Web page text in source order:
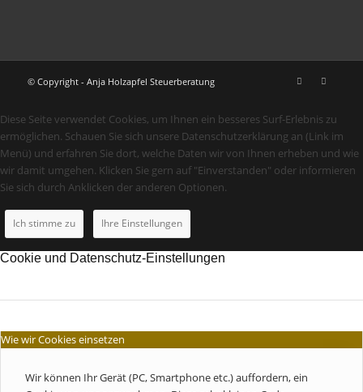
© Copyright - Anja Holzapfel Steuerberatung
Diese Seite verwendet Cookies, um Ihnen ein besseres Surf-Erlebnis zu
ermöglichen. Schauen Sie sich unsere Datenschutzerklärung an (Link im
Menü) und erfahren Sie dort, welche Daten wir von Ihnen erheben und wie
wir damit umgehen. Klicken Sie gern auf "Einverstanden" oder informieren
Sie sich durch Anklicken der anderen Optionen.
Ich stimme zu Ihre Einstellungen
Cookie und Datenschutz-Einstellungen
Wie wir Cookies einsetzen
Wir können Ihr Gerät (PC, Smartphone etc.) auffordern, ein